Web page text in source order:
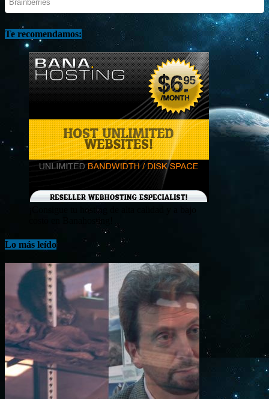
Te recomendamos:
¡Consigue tu hosting de alta calidad y a bajo
costo en Banahosting!
Lo más leído